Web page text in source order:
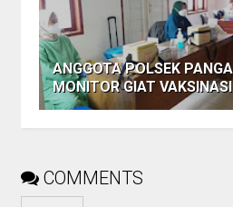
ANGGOTA POLSEK
MONITOR GIAT VAKSINASI
COMMENTS